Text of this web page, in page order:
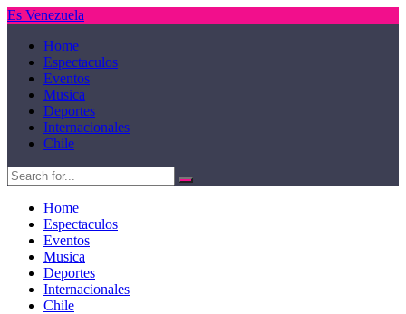
Es Venezuela
Home
Espectaculos
Eventos
Musica
Deportes
Internacionales
Chile
Home
Espectaculos
Eventos
Musica
Deportes
Internacionales
Chile